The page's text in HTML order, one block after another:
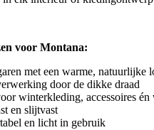
voor Montana:
met een warme, natuurlijke
door de dikke draad
winterkleding, accessoires én
en slijtvast
en licht in gebruik